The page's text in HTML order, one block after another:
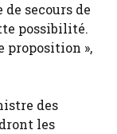
secours de
possibilité.
proposition »,
des
les